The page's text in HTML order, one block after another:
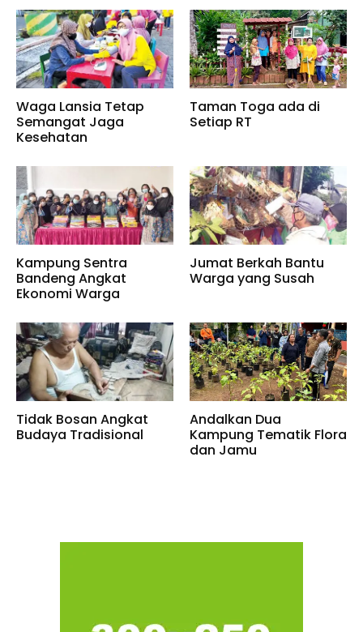
Waga Lansia Tetap
Semangat Jaga
Kesehatan
Taman Toga ada di
Setiap RT
Kampung Sentra
Bandeng Angkat
Ekonomi Warga
Jumat Berkah Bantu
Warga yang Susah
Tidak Bosan Angkat
Budaya Tradisional
Andalkan Dua
Kampung Tematik Flora
dan Jamu